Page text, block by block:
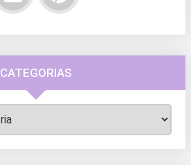
CATEGORIAS